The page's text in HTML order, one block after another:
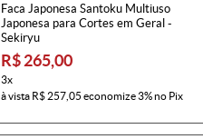
Faca Japonesa Santoku Multiuso
Japonesa para Cortes em Geral -
Sekiryu
R$ 265,00
3x
à vista R$ 257,05 economize3%no Pix